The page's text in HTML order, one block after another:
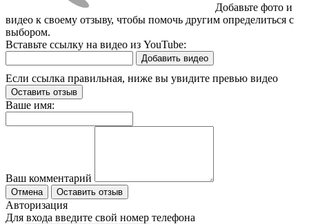
Добавьте фото и
видео к своему отзыву, чтобы помочь другим определиться с
выбором.
Вставьте ссылку на видео из YouTube:
Добавить видео
Если ссылка правильная, ниже вы увидите превью видео
Оставить отзыв
Ваше имя:
Ваш комментарий
Отмена Оставить отзыв
Авторизация
Для входа введите свой номер телефона